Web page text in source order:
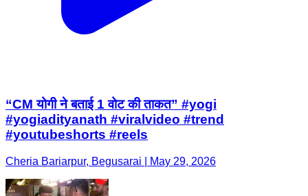
“CM योगी ने बताई 1 वोट की ताकत” #yogi
#yogiadityanath #viralvideo #trend
#youtubeshorts #reels
Cheria Bariarpur, Begusarai | May 29, 2026